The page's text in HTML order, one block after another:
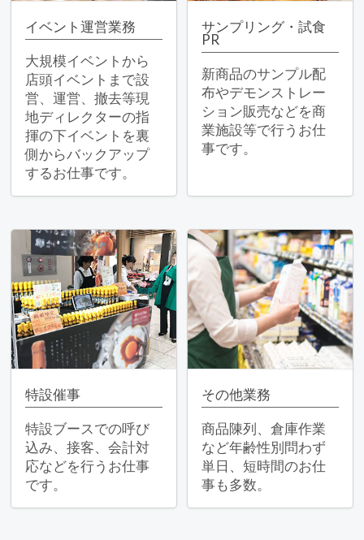
イベント運営業務
大規模イベントから
店頭イベントまで設
営、運営、撤去等現
地ディレクターの指
揮の下イベントを裏
側からバックアップ
するお仕事です。
サンプリング・試食
PR
新商品のサンプル配
布やデモンストレー
ション販売などを商
業施設等で行うお仕
事です。
特設催事
特設ブースでの呼び
込み、接客、会計対
応などを行うお仕事
です。
その他業務
商品陳列、倉庫作業
など年齢性別問わず
単日、短時間のお仕
事も多数。